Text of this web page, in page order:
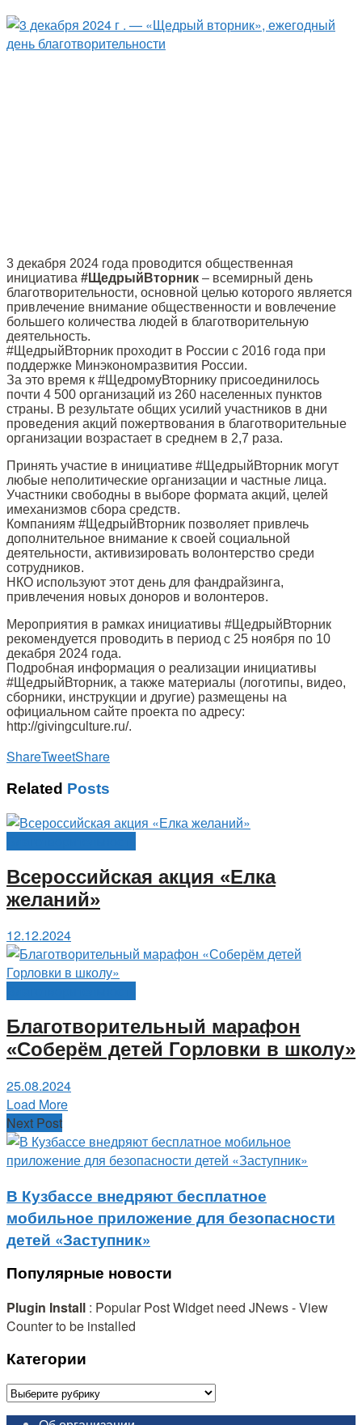
3 декабря 2024 года проводится общественная
инициатива #ЩедрыйВторник – всемирный день
благотворительности, основной целью которого является
привлечение внимание общественности и вовлечение
большего количества людей в благотворительную
деятельность.
#ЩедрыйВторник проходит в России с 2016 года при
поддержке Минэкономразвития России.
За это время к #ЩедромуВторнику присоединилось
почти 4 500 организаций из 260 населенных пунктов
страны. В результате общих усилий участников в дни
проведения акций пожертвования в благотворительные
организации возрастает в среднем в 2,7 раза.
Принять участие в инициативе #ЩедрыйВторник могут
любые неполитические организации и частные лица.
Участники свободны в выборе формата акций, целей
имеханизмов сбора средств.
Компаниям #ЩедрыйВторник позволяет привлечь
дополнительное внимание к своей социальной
деятельности, активизировать волонтерство среди
сотрудников.
НКО используют этот день для фандрайзинга,
привлечения новых доноров и волонтеров.
Мероприятия в рамках инициативы #ЩедрыйВторник
рекомендуется проводить в период с 25 ноября по 10
декабря 2024 года.
Подробная информация о реализации инициативы
#ЩедрыйВторник, а также материалы (логотипы, видео,
сборники, инструкции и другие) размещены на
официальном сайте проекта по адресу:
http://givingculture.ru/.
ShareTweetShare
Related Posts
Всероссийская акция «Елка
желаний»
12.12.2024
Благотворительный марафон
«Соберём детей Горловки в школу»
25.08.2024
Load More
Next Post
В Кузбассе внедряют бесплатное
мобильное приложение для безопасности
детей «Заступник»
Популярные новости
Plugin Install : Popular Post Widget need JNews - View
Counter to be installed
Категории
Категории